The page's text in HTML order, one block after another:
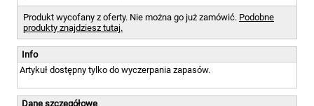
Produkt wycofany z oferty. Nie można go już zamówić. Podobne
produkty znajdziesz tutaj.
Info
Artykuł dostępny tylko do wyczerpania zapasów.
Dane szczegółowe